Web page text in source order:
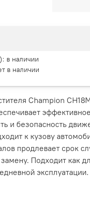
в наличии
в наличии
Champion
и безопасность
к кузову
продлевает срок
Подходит как
эксплуатации.